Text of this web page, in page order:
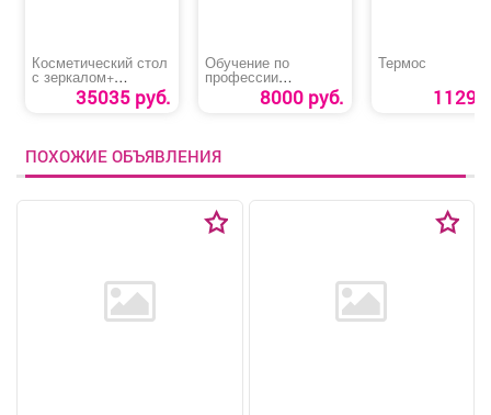
Косметический стол
с зеркалом+
подсветка
«ДОЛЬЧЕ»35035 руб.
Обучение по
профессии
«Лифтер»8000 руб.
Термос
1129
ПОХОЖИЕ ОБЪЯВЛЕНИЯ